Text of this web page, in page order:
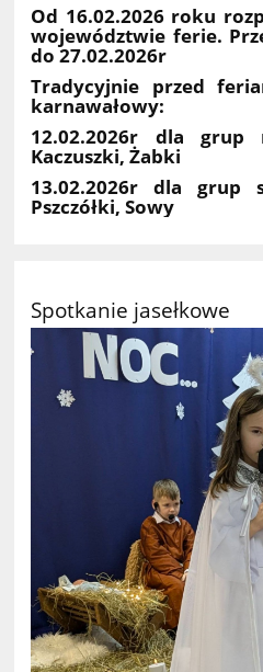
Od 16.02.2026 roku
województwie ferie.
do 27.02.2026r
Tradycyjnie przed
karnawałowy:
12.02.2026r dla grup
Kaczuszki, Żabki
13.02.2026r dla grup
Pszczółki, Sowy
Spotkanie jasełkowe